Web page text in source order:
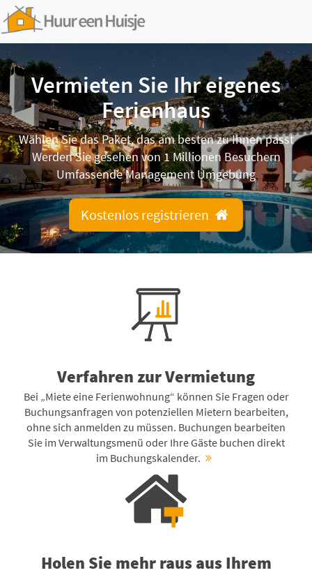
Vermieten Sie Ihr eigenes
Ferienhaus
Wählen Sie das Paket, das am besten zu Ihnen passt
Werden Sie gesehen von 1 Millionen Besuchern
Umfassende Management Umgebung
Kostenlos registrieren
Verfahren zur Vermietung
Bei „Miete eine Ferienwohnung“ können Sie Fragen oder
Buchungsanfragen von potenziellen Mietern bearbeiten,
ohne sich anmelden zu müssen. Buchungen bearbeiten
Sie im Verwaltungsmenü oder Ihre Gäste buchen direkt
im Buchungskalender.
Holen Sie mehr raus aus Ihrem